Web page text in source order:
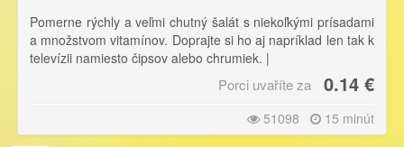
Pomerne rýchly a veľmi chutný šalát s niekoľkými prísadami
a množstvom vitamínov. Doprajte si ho aj napríklad len tak k
televízii namiesto čipsov alebo chrumiek. |
Pri krájaní sa riaďte pravidlom - čím tvrdšia ingrediencia,
Porci uvaříte za 0.14 €
51098 15 minút